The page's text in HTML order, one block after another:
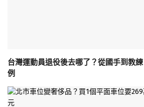
台灣運動員退役後去哪了？從國手到教
例